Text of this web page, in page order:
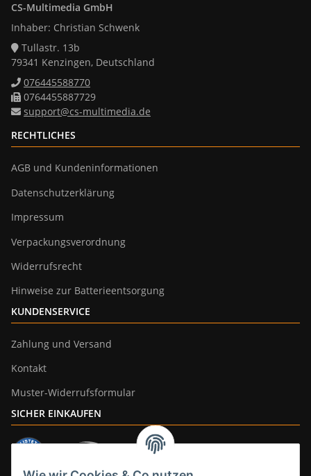
CS-Multimedia GmbH
Inhaber: Christian Schwenk
Tullastr. 13b
79341 Kenzingen, Deutschland
076445588770
0764455887729
support@cs-multimedia.de
RECHTLICHES
AGB und Kundeninformationen
Datenschutzerklärung
Impressum
Verpackungsverordnung
Widerrufsrecht
Hinweise zur Batterieentsorgung
KUNDENSERVICE
Zahlung und Versand
Kontakt
Muster-Widerrufsformular
SICHER EINKAUFEN